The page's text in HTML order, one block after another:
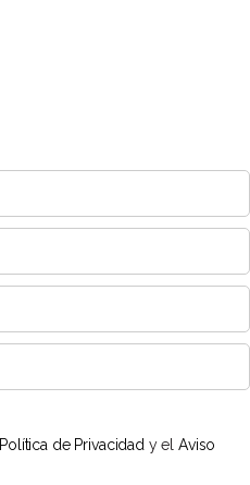
de Privacidad y elAviso